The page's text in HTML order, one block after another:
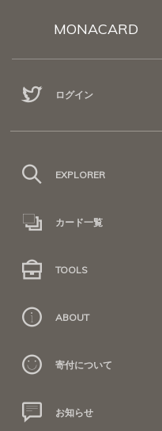
MONACARD
ログイン
EXPLORER
カード一覧
TOOLS
ABOUT
寄付について
お知らせ